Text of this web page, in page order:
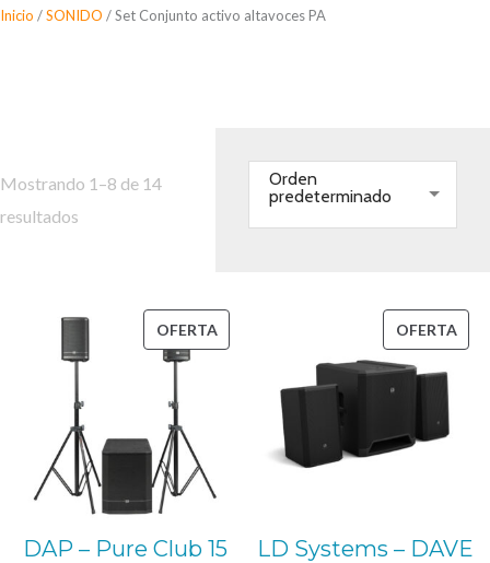
Saltar
Inicio /SONIDO / Set Conjunto activo altavoces PA
Mostrando 1–8 de 14
resultados
Orden
predeterminado
OFERTAPRODUCTO
DAP – Pure Club 15
OFERTA
LD Systems – DAVE